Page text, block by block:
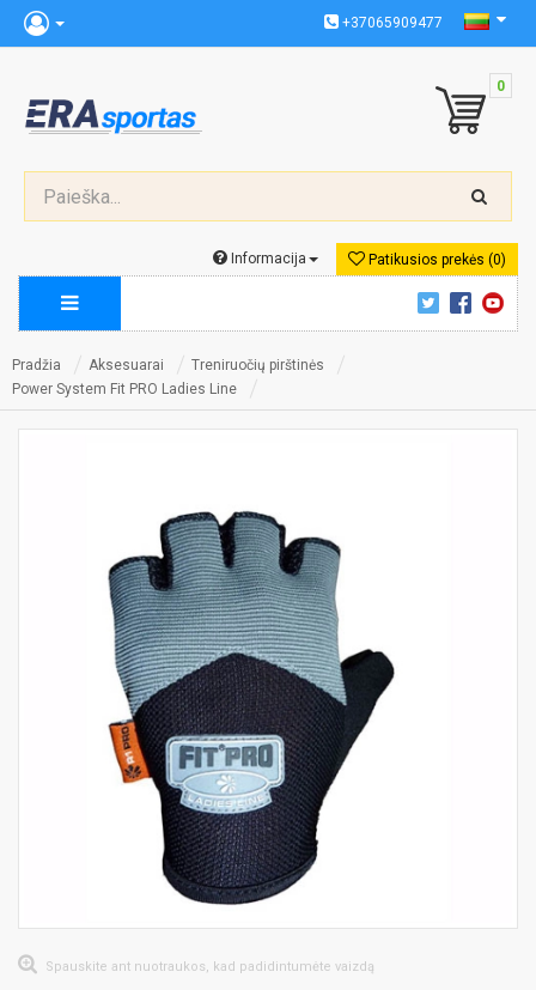
+37065909477
0
Patikusios prekės (0)
Informacija
Pradžia Aksesuarai
Treniruočių pirštinės
Power System Fit PRO Ladies Line
Spauskite ant nuotraukos, kad padidintumėte vaizdą